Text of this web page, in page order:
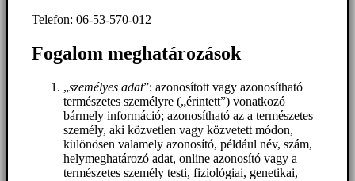
Telefon: 06-53-570-012
Fogalom meghatározások
„személyes adat”: azonosított vagy azonosítható
természetes személyre („érintett”) vonatkozó
bármely információ; azonosítható az a természetes
személy, aki közvetlen vagy közvetett módon,
különösen valamely azonosító, például név, szám,
helymeghatározó adat, online azonosító vagy a
természetes személy testi, fiziológiai, genetikai,